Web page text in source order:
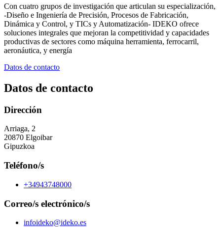
Con cuatro grupos de investigación que articulan su especialización,
-Diseño e Ingeniería de Precisión, Procesos de Fabricación,
Dinámica y Control, y TICs y Automatización- IDEKO ofrece
soluciones integrales que mejoran la competitividad y capacidades
productivas de sectores como máquina herramienta, ferrocarril,
aeronáutica, y energía
Datos de contacto
Datos de contacto
Dirección
Arriaga, 2
20870 Elgoibar
Gipuzkoa
Teléfono/s
+34943748000
Correo/s electrónico/s
infoideko@ideko.es